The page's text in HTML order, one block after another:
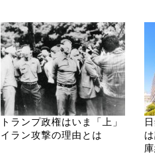
トランプ政権はいま「上」
イラン攻撃の理由とは